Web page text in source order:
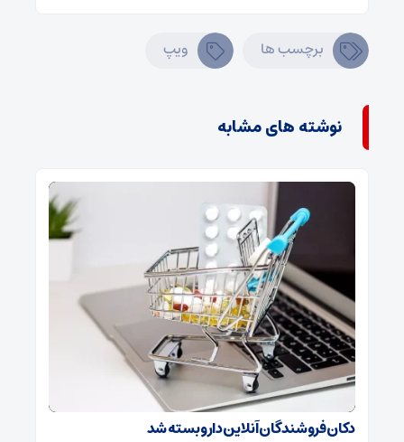
برچسب ها ویپ
نوشته های مشابه
دکان فروشندگان آنلاین دارو بسته شد